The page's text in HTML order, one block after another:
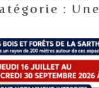
: Une